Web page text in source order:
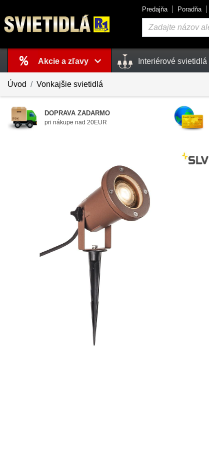
Predajňa Poradňa
Vyhľadávanie
Košík
je prázdny
Akcie a zľavy Interiérové svietidlá
Úvod Vonkajšie svietidlá
DOPRAVA ZADARMO
pri nákupe nad 20EUR